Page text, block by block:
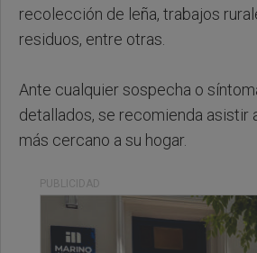
recolección de leña, trabajos
residuos, entre otras.
Ante cualquier sospecha o
detallados, se recomienda asistir
más cercano a su hogar.
PUBLICIDAD